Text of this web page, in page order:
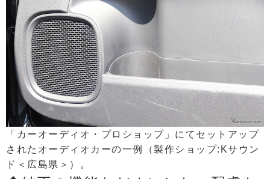
「カーオーディオ・プロショップ」にてセットアップ
されたオーディオカーの一例（製作ショップ:Kサウン
ド＜広島県＞）。